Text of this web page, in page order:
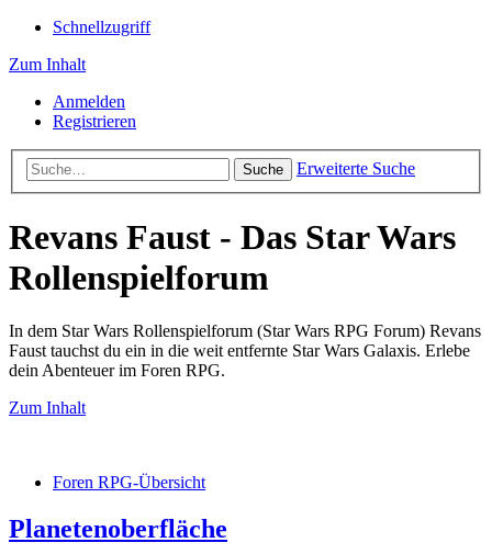
Schnellzugriff
Zum Inhalt
Anmelden
Registrieren
Suche Erweiterte Suche
Revans Faust - Das Star Wars
Rollenspielforum
In dem Star Wars Rollenspielforum (Star Wars RPG Forum) Revans
Faust tauchst du ein in die weit entfernte Star Wars Galaxis. Erlebe
dein Abenteuer im Foren RPG.
Zum Inhalt
Foren RPG-Übersicht
Planetenoberfläche